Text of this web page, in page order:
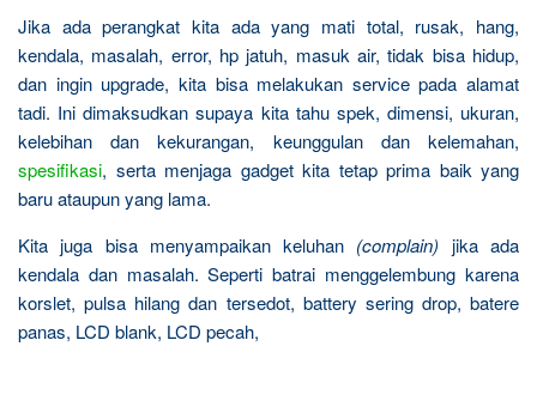
Jika ada perangkat kita ada yang mati total, rusak, hang,
kendala, masalah, error, hp jatuh, masuk air, tidak bisa hidup,
dan ingin upgrade, kita bisa melakukan service pada alamat
tadi. Ini dimaksudkan supaya kita tahu spek, dimensi, ukuran,
kelebihan dan kekurangan, keunggulan dan kelemahan,
spesifikasi, serta menjaga gadget kita tetap prima baik yang
baru ataupun yang lama.
Kita juga bisa menyampaikan keluhan (complain) jika ada
kendala dan masalah. Seperti batrai menggelembung karena
korslet, pulsa hilang dan tersedot, battery sering drop, batere
panas, LCD blank, LCD pecah,